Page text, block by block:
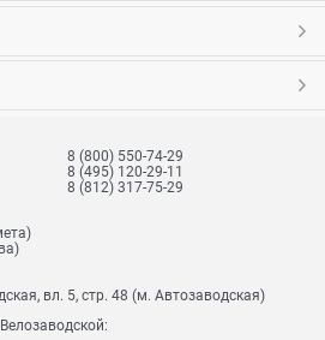
8 (800) 550-74-29
8 (495) 120-29-11
8 (812) 317-75-29
вл. 5, стр. 48 (м. Автозаводская)